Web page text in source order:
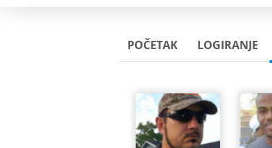
POČETAK LOGIRANJE